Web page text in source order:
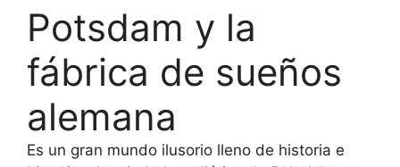
Potsdam y la
fábrica de sueños
alemana
Es un gran mundo ilusorio lleno de historia e